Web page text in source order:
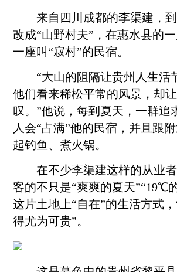
来自四川成都的李渠建，到
改成“山野村夫”，在惠水县的
一座叫“寂村”的民宿。
“大山的阻隔让贵州人生活
他们看来稀松平常的风景，却
叹。”他说，每到夏天，一群追
人会“占满”他的民宿，并且跟
起钓鱼、煮火锅。
在不少李渠建这样的从业者
客的不只是“爽爽的夏天”“19℃
这片土地上“自在”的生活方式
得尤为可贵”。